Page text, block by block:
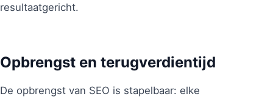
resultaatgericht.
Opbrengst en terugverdientijd
De opbrengst van SEO is stapelbaar: elke